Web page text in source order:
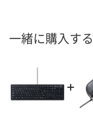
一緒に購入する